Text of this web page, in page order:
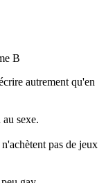
B
autrement qu'en
sexe.
pas de jeux